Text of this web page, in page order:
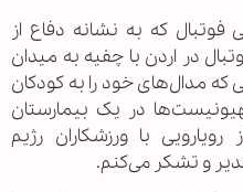
فوتبال که به نشانه دفاع از
در اردن با چفیه به میدان
که مدال‌های خود را به کودکان
در یک بیمارستان
با ورزشکاران رژیم
و تشکر می‌کنم.